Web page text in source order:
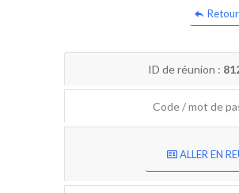
ID de réunion :
Code / mot de
ALLER EN